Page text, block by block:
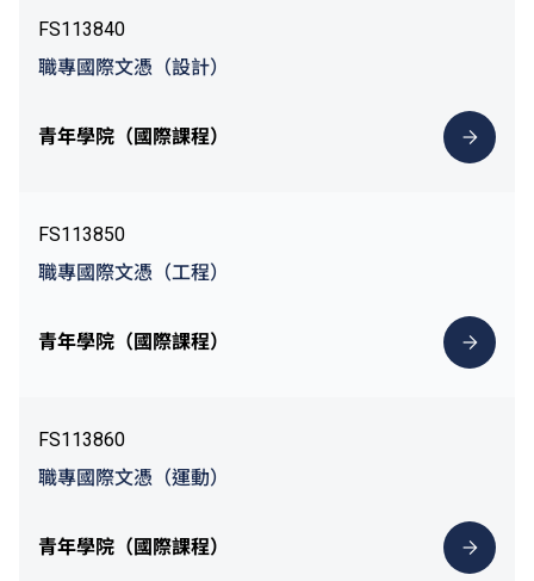
FS113840
職專國際文憑（設計）
青年學院（國際課程）
FS113850
職專國際文憑（工程）
青年學院（國際課程）
FS113860
職專國際文憑（運動）
青年學院（國際課程）